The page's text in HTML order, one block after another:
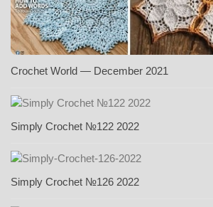
Crochet World — December 2021
Simply Crochet №122 2022
Simply Crochet №126 2022